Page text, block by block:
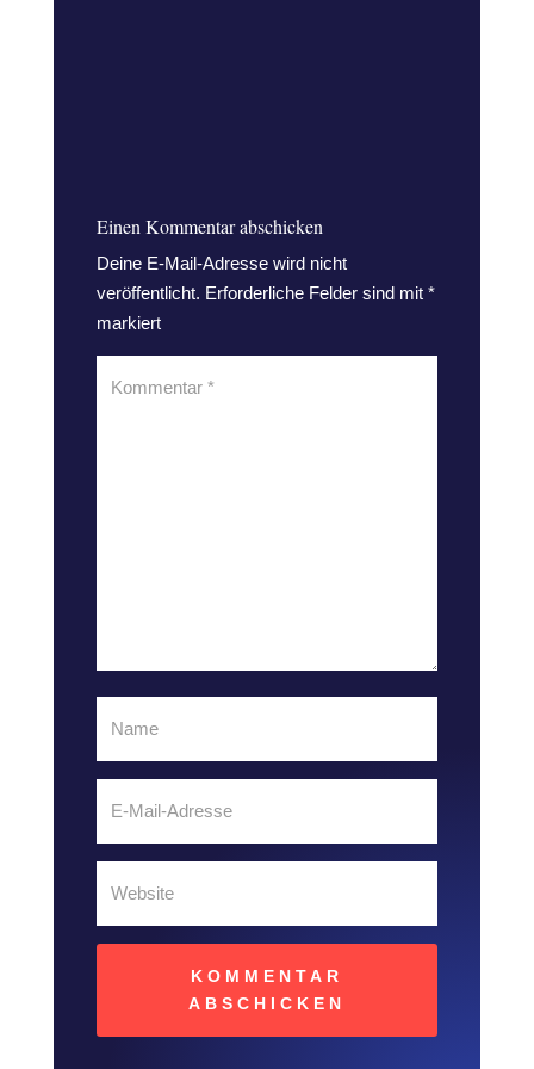
Einen Kommentar abschicken
Deine E-Mail-Adresse wird nicht
veröffentlicht. Erforderliche Felder sind mit *
markiert
KOMMENTAR
ABSCHICKEN